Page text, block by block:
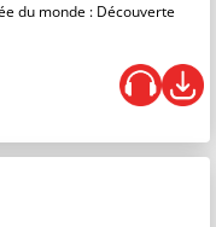
du monde : Découverte